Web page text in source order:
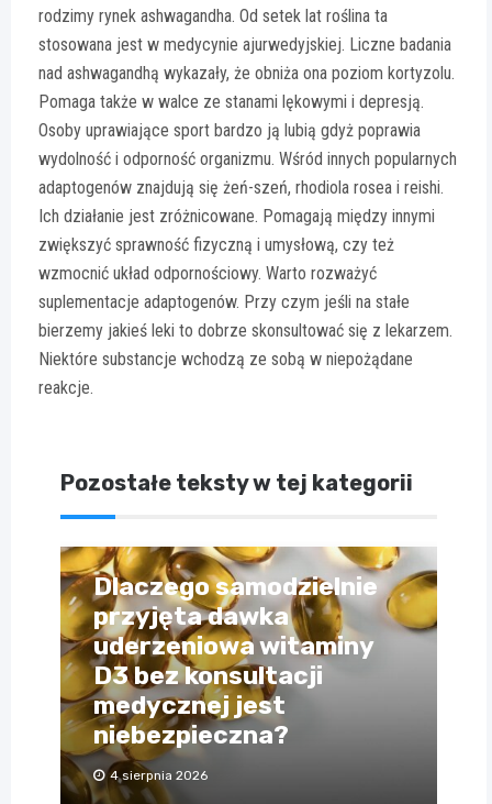
rodzimy rynek ashwagandha. Od setek lat roślina ta
stosowana jest w medycynie ajurwedyjskiej. Liczne badania
nad ashwagandhą wykazały, że obniża ona poziom kortyzolu.
Pomaga także w walce ze stanami lękowymi i depresją.
Osoby uprawiające sport bardzo ją lubią gdyż poprawia
wydolność i odporność organizmu. Wśród innych popularnych
adaptogenów znajdują się żeń-szeń, rhodiola rosea i reishi.
Ich działanie jest zróżnicowane. Pomagają między innymi
zwiększyć sprawność fizyczną i umysłową, czy też
wzmocnić układ odpornościowy. Warto rozważyć
suplementacje adaptogenów. Przy czym jeśli na stałe
bierzemy jakieś leki to dobrze skonsultować się z lekarzem.
Niektóre substancje wchodzą ze sobą w niepożądane
reakcje.
Pozostałe teksty w tej kategorii
Dlaczego samodzielnie
przyjęta dawka
uderzeniowa witaminy
D3 bez konsultacji
medycznej jest
niebezpieczna?
4 sierpnia 2026